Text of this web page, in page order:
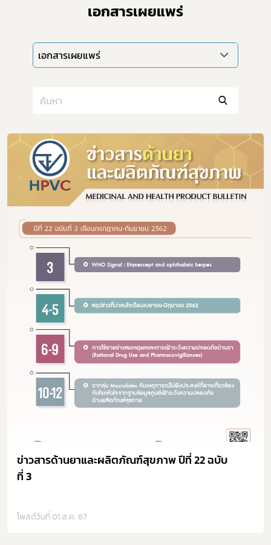
เอกสารเผยแพร่
เอกสารเผยแพร่
ข่าวสารด้านยาและผลิตภัณฑ์สุขภาพ ปีที่ 22 ฉบับ
ที่ 3
โพสต์วันที่ 01 ส.ค. 67